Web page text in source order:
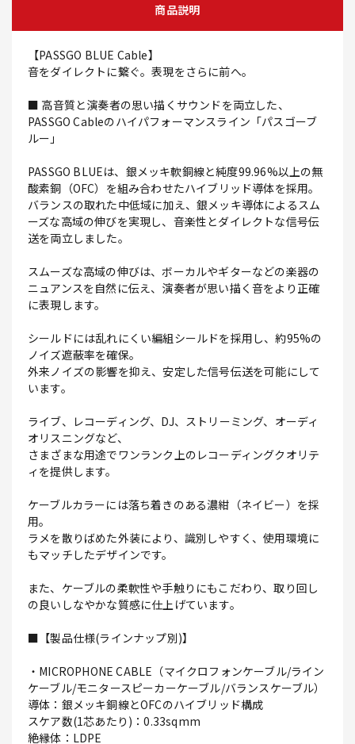
商品説明
【PASSGO BLUE Cable】
音をダイレクトに繋ぐ。表現をさらに前へ。
■ 高音質と演奏者の思い描くサウンドを両立した、
PASSGO Cableのハイパフォーマンスライン「パスゴーブ
ルー」
PASSGO BLUEは、銀メッキ軟銅線と純度99.96%以上の無
酸素銅（OFC）を組み合わせたハイブリッド導体を採用。
バランスの取れた中低域に加え、銀メッキ導体によるスム
ーズな高域の伸びを実現し、音楽性とダイレクトな信号伝
送を両立しました。
スムーズな高域の伸びは、ボーカルやギターなどの楽器の
ニュアンスを自然に伝え、演奏者が思い描く音をより正確
に表現します。
シールドには乱れにくい編組シールドを採用し、約95%の
ノイズ遮蔽率を確保。
外来ノイズの影響を抑え、安定した信号伝送を可能にして
います。
ライブ、レコーディング、DJ、ストリーミング、オーディ
オリスニングなど、
さまざまな用途でワンランク上のレコーディングクオリテ
ィを提供します。
ケーブルカラーには落ち着きのある濃紺（ネイビー）を採
用。
ラメを散りばめた外装により、識別しやすく、使用環境に
もマッチしたデザインです。
また、ケーブルの柔軟性や手触りにもこだわり、取り回し
の良いしなやかな質感に仕上げています。
■【製品仕様(ラインナップ別)】
・MICROPHONE CABLE（マイクロフォンケーブル/ライン
ケーブル/モニタースピーカーケーブル/バランスケーブル）
導体：銀メッキ銅線とOFCのハイブリッド構成
スケア数(1芯あたり)：0.33sqmm
絶縁体：LDPE